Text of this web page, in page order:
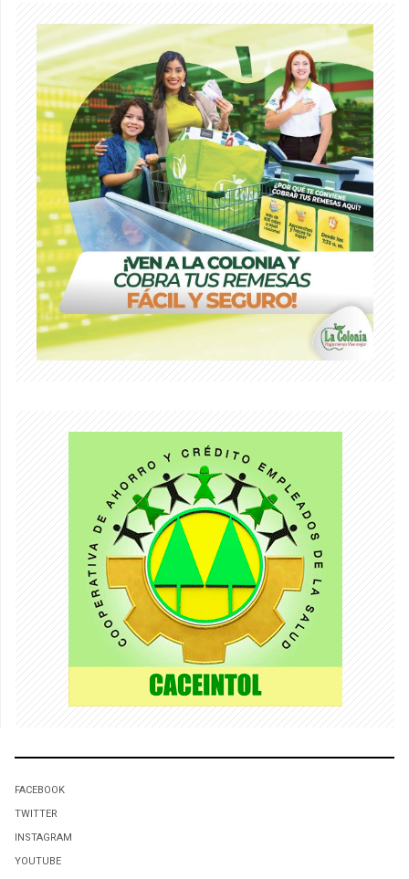
FACEBOOK
TWITTER
INSTAGRAM
YOUTUBE